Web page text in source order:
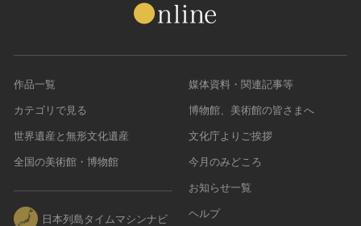
作品一覧
カテゴリで見る
世界遺産と無形文化遺産
全国の美術館・博物館
日本列島タイムマシンナビ
媒体資料・関連記事等
博物館、美術館の皆さまへ
文化庁よりご挨拶
今月のみどころ
お知らせ一覧
ヘルプ